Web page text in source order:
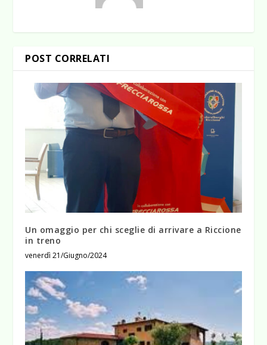
POST CORRELATI
Un omaggio per chi sceglie di arrivare a Riccione
in treno
venerdì 21/Giugno/2024